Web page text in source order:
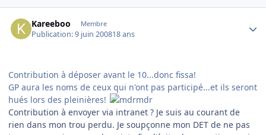
Kareeboo Membre
Publication:9 juin 200818 ans
Contribution à déposer avant le 10...donc fissa!
GP aura les noms de ceux qui n'ont pas participé...et ils seront
hués lors des pleinières!
Contribution à envoyer via intranet ? Je suis au courant de
rien dans mon trou perdu. Je soupçonne mon DET de ne pas